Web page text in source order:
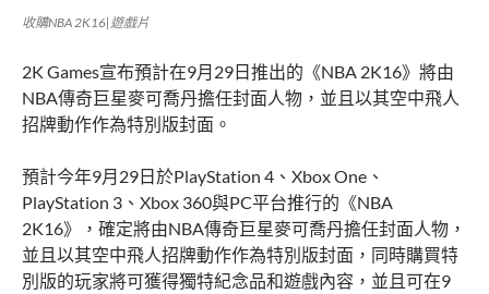
收購NBA 2K16|遊戲片
2K Games宣布預計在9月29日推出的《NBA 2K16》將由
NBA傳奇巨星麥可喬丹擔任封面人物，並且以其空中飛人
招牌動作作為特別版封面。
預計今年9月29日於PlayStation 4、Xbox One、
PlayStation 3、Xbox 360與PC平台推行的《NBA
2K16》，確定將由NBA傳奇巨星麥可喬丹擔任封面人物，
並且以其空中飛人招牌動作作為特別版封面，同時購買特
別版的玩家將可獲得獨特紀念品和遊戲內容，並且可在9